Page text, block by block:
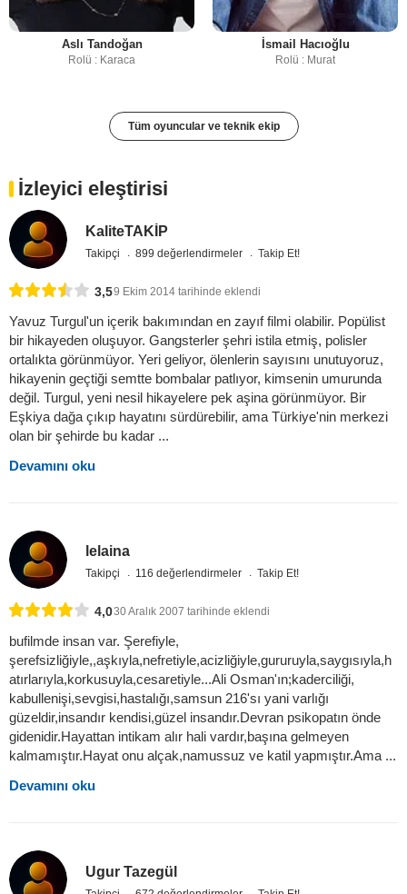
Aslı Tandoğan
Rolü : Karaca
İsmail Hacıoğlu
Rolü : Murat
Tüm oyuncular ve teknik ekip
İzleyici eleştirisi
KaliteTAKİP
Takipçi 899 değerlendirmeler Takip Et!
3,59 Ekim 2014 tarihinde eklendi
Yavuz Turgul'un içerik bakımından en zayıf filmi olabilir. Popülist
bir hikayeden oluşuyor. Gangsterler şehri istila etmiş, polisler
ortalıkta görünmüyor. Yeri geliyor, ölenlerin sayısını unutuyoruz,
hikayenin geçtiği semtte bombalar patlıyor, kimsenin umurunda
değil. Turgul, yeni nesil hikayelere pek aşina görünmüyor. Bir
Eşkiya dağa çıkıp hayatını sürdürebilir, ama Türkiye'nin merkezi
olan bir şehirde bu kadar ...
Devamını oku
lelaina
Takipçi 116 değerlendirmeler Takip Et!
4,030 Aralık 2007 tarihinde eklendi
bufilmde insan var. Şerefiyle,
şerefsizliğiyle,,aşkıyla,nefretiyle,acizliğiyle,gururuyla,saygısıyla,h
atırlarıyla,korkusuyla,cesaretiyle...Ali Osman'ın;kaderciliği,
kabullenişi,sevgisi,hastalığı,samsun 216'sı yani varlığı
güzeldir,insandır kendisi,güzel insandır.Devran psikopatın önde
gidenidir.Hayattan intikam alır hali vardır,başına gelmeyen
kalmamıştır.Hayat onu alçak,namussuz ve katil yapmıştır.Ama ...
Devamını oku
Ugur Tazegül